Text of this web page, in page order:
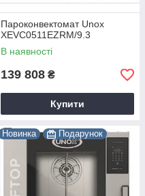
Пароконвектомат Unox
XEVC0511EZRM/9.3
В наявності
139 808 ₴
Купити
Новинка Подарунок